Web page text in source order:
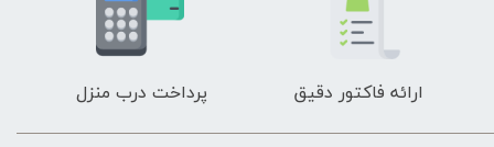
ارائه فاکتور دقیق پرداخت درب منزل